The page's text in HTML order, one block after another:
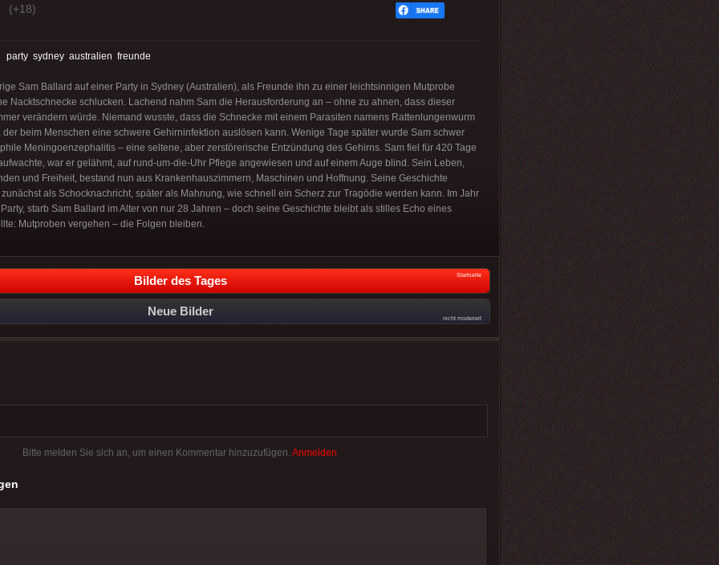
(+18)
party sydney australien freunde
Sam Ballard auf einer Party in Sydney (Australien), als Freunde ihn zu einer leichtsinnigen Mutprobe
Nacktschnecke schlucken. Lachend nahm Sam die Herausforderung an – ohne zu ahnen, dass dieser
verändern würde. Niemand wusste, dass die Schnecke mit einem Parasiten namens Rattenlungenwurm
beim Menschen eine schwere Gehirninfektion auslösen kann. Wenige Tage später wurde Sam schwer
Meningoenzephalitis – eine seltene, aber zerstörerische Entzündung des Gehirns. Sam fiel für 420 Tage
war er gelähmt, auf rund-um-die-Uhr Pflege angewiesen und auf einem Auge blind. Sein Leben,
und Freiheit, bestand nun aus Krankenhauszimmern, Maschinen und Hoffnung. Seine Geschichte
als Schocknachricht, später als Mahnung, wie schnell ein Scherz zur Tragödie werden kann. Im Jahr
starb Sam Ballard im Alter von nur 28 Jahren – doch seine Geschichte bleibt als stilles Echo eines
Mutproben vergehen – die Folgen bleiben.
Bilder des Tages Startseite
Neue Bilder
nicht moderiert
Bitte melden Sie sich an, um einen Kommentar hinzuzufügen. Anmelden